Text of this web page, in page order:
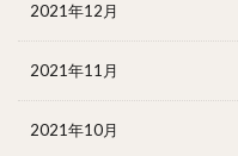
2021年12月
2021年11月
2021年10月